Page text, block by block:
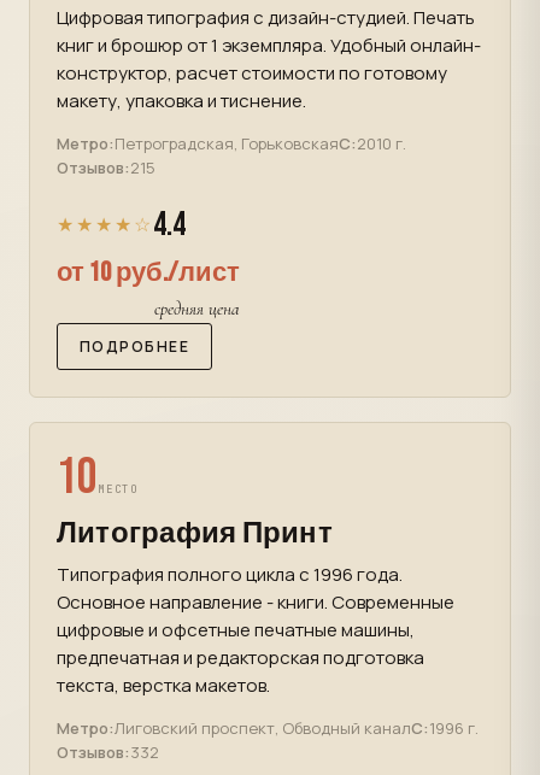
Цифровая типография с дизайн-студией. Печать
книг и брошюр от 1 экземпляра. Удобный онлайн-
конструктор, расчет стоимости по готовому
макету, упаковка и тиснение.
Метро:Петроградская, ГорьковскаяС:2010 г.
Отзывов:215
★★★★☆ 4.4
от 10 руб./лист
средняя цена
ПОДРОБНЕЕ
10 МЕСТО
Литография Принт
Типография полного цикла с 1996 года.
Основное направление - книги. Современные
цифровые и офсетные печатные машины,
предпечатная и редакторская подготовка
текста, верстка макетов.
Метро:Лиговский проспект, Обводный каналС:1996 г.
Отзывов:332